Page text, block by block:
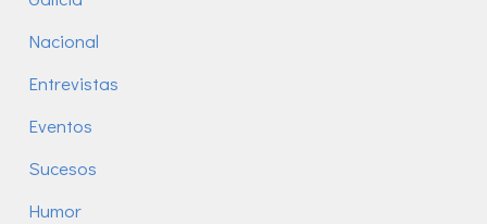
Nacional
Entrevistas
Eventos
Sucesos
Humor